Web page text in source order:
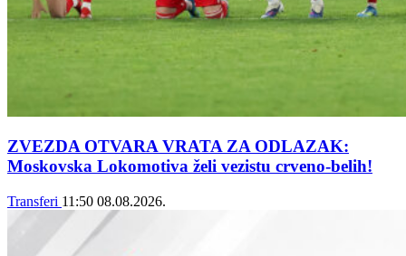
ZVEZDA OTVARA VRATA ZA ODLAZAK:
Moskovska Lokomotiva želi vezistu crveno-belih!
Transferi 11:50 08.08.2026.